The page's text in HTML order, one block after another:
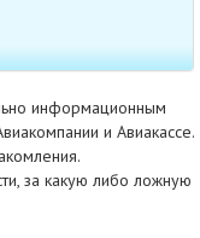
информационным
и Авиакассе.
за какую либо ложную